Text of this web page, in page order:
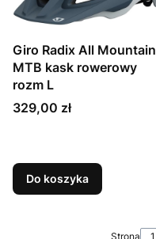
Giro Radix All Mountain
MTB kask rowerowy
rozm L
Cena
329,00 zł
Do koszyka
Strona